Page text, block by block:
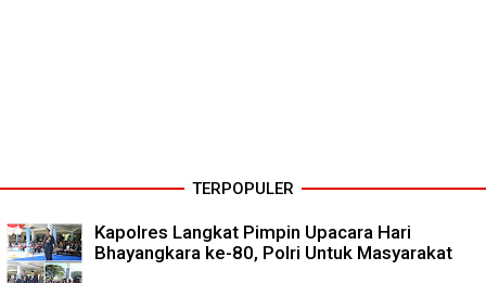
TERPOPULER
Kapolres Langkat Pimpin Upacara Hari
Bhayangkara ke-80, Polri Untuk Masyarakat